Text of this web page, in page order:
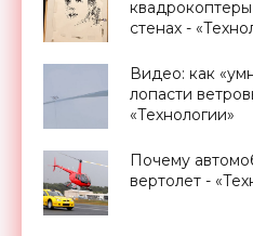
стенах -
Видео: как
лопасти
«Технологии»
Почему
вертолет -